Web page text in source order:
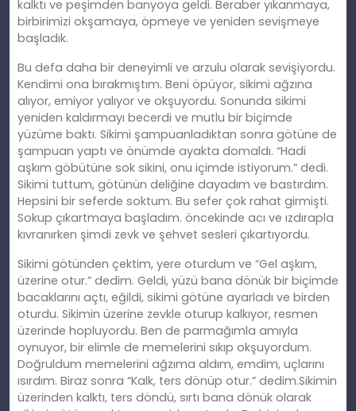
kalktı ve peşimden banyoya geldi. Beraber yıkanmaya,
birbirimizi okşamaya, öpmeye ve yeniden sevişmeye
başladık.
Bu defa daha bir deneyimli ve arzulu olarak sevişiyordu.
Kendimi ona bırakmıştım. Beni öpüyor, sikimi ağzına
alıyor, emiyor yalıyor ve okşuyordu. Sonunda sikimi
yeniden kaldırmayı becerdi ve mutlu bir biçimde
yüzüme baktı. Sikimi şampuanladıktan sonra götüne de
şampuan yaptı ve önümde ayakta domaldı. “Hadi
aşkım göbütüne sok sikini, onu içimde istiyorum.” dedi.
Sikimi tuttum, götünün deliğine dayadım ve bastırdım.
Hepsini bir seferde soktum. Bu sefer çok rahat girmişti.
Sokup çıkartmaya başladım. öncekinde acı ve ızdırapla
kıvranırken şimdi zevk ve şehvet sesleri çıkartıyordu.
Sikimi götünden çektim, yere oturdum ve “Gel aşkım,
üzerine otur.” dedim. Geldi, yüzü bana dönük bir biçimde
bacaklarını açtı, eğildi, sikimi götüne ayarladı ve birden
oturdu. Sikimin üzerine zevkle oturup kalkıyor, resmen
üzerinde hopluyordu. Ben de parmağımla amıyla
oynuyor, bir elimle de memelerini sıkıp okşuyordum.
Doğruldum memelerini ağzıma aldım, emdim, uçlarını
ısırdım. Biraz sonra “Kalk, ters dönüp otur.” dedim.Sikimin
üzerinden kalktı, ters döndü, sırtı bana dönük olarak